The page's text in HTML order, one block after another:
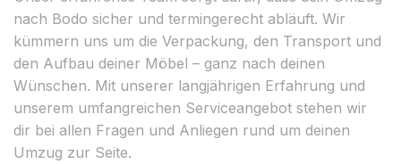
nach Bodo sicher und termingerecht abläuft. Wir
kümmern uns um die Verpackung, den Transport und
den Aufbau deiner Möbel – ganz nach deinen
Wünschen. Mit unserer langjährigen Erfahrung und
unserem umfangreichen Serviceangebot stehen wir
dir bei allen Fragen und Anliegen rund um deinen
Umzug zur Seite.